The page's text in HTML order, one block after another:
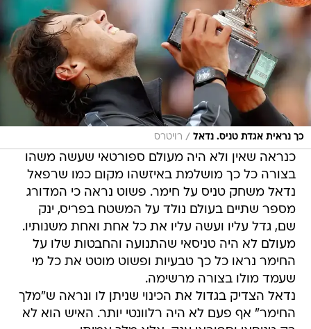
כך נראית אגדת טניס. נדאל / רויטרס
כנראה שאין ולא היה מעולם ספורטאי שעשה משהו
בצורה כל כך מושלמת באיזשהו מקום כמו שרפאל
נדאל משחק טניס על חימר. פשוט נראה כי המדורג
מספר שתיים בעולם נולד על המשטח בפריס, ינק
שם, גדל עליו ועשה עליו את כל אחת ואחת משנותיו.
מעולם לא היה טניסאי שהתנועה והחבטות שלו על
החימר נראו כל כך טבעיות ופשוט מוטט את כל מי
שעמד מולו בצורה מרשימה.
נדאל הצדיק בגדול את הכינוי שניתן לו ונראה ש"מלך
החימר" אף פעם לא היה רלוונטי יותר. האיש הוא לא